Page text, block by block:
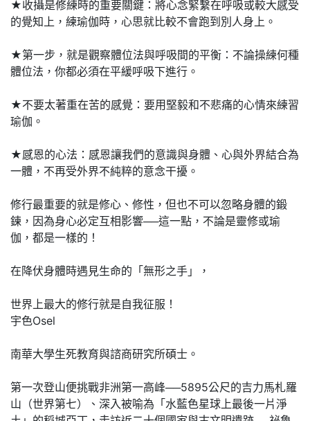
★收攝是修練時的重要關鍵：將心念緊繫在呼吸或較大感受
的覺知上，練瑜伽時，心思就比較不會跑到別人身上。
★第一步，就是觀察體位法與呼吸間的平衡：不論操練何種
體位法，你都必須在平緩呼吸下進行。
★不要太著重在苦的感覺：要用堅毅和不悲痛的心情來練習
瑜伽。
★感恩的心法：感恩讓我們的意識與身體、心與外界結合為
一體，不再受外界不純粹的意念干擾。
修行最重要的就是修心、修性，但也不可以忽略身體的鍛
鍊，因為身心必定互相影響──這一點，不論是靈修或瑜
伽，都是一樣的！
在降伏身體時遇見生命的「無形之手」，
世界上最大的修行就是自我征服！
宇色Osel
南華大學生死教育與諮商研究所碩士。
第一次登山便挑戰非洲第一高峰──5895公尺的吉力馬札羅
山（世界第七）、深入被喻為「水藍色星球上最後一片淨